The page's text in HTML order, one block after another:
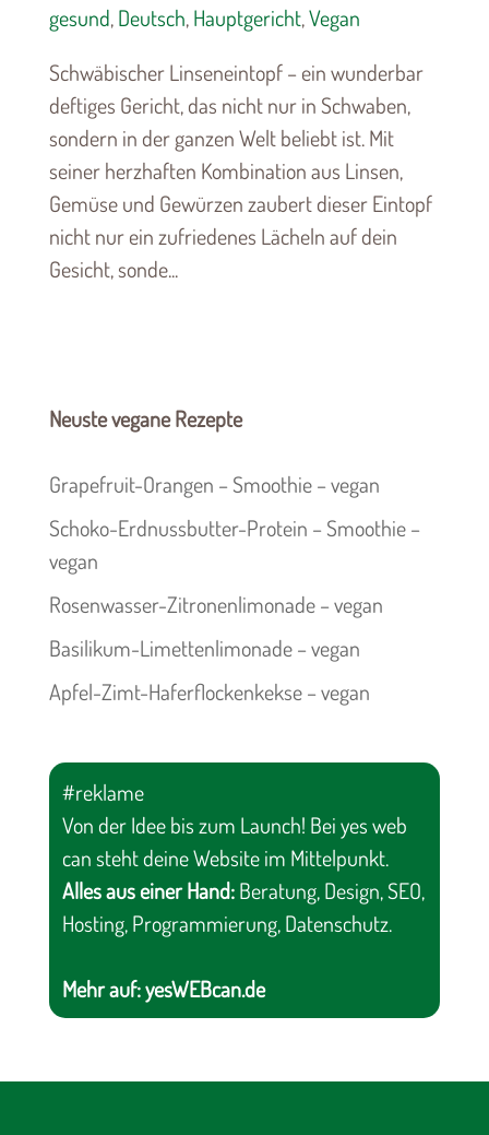
gesund,Deutsch,Hauptgericht,Vegan
Schwäbischer Linseneintopf – ein wunderbar
deftiges Gericht, das nicht nur in Schwaben,
sondern in der ganzen Welt beliebt ist. Mit
seiner herzhaften Kombination aus Linsen,
Gemüse und Gewürzen zaubert dieser Eintopf
nicht nur ein zufriedenes Lächeln auf dein
Gesicht, sonde...
Neuste vegane Rezepte
Grapefruit-Orangen – Smoothie – vegan
Schoko-Erdnussbutter-Protein – Smoothie –
vegan
Rosenwasser-Zitronenlimonade – vegan
Basilikum-Limettenlimonade – vegan
Apfel-Zimt-Haferflockenkekse – vegan
#reklame
Von der Idee bis zum Launch! Bei yes web
can steht deine Website im Mittelpunkt.
Alles aus einer Hand:Beratung, Design, SEO,
Hosting, Programmierung, Datenschutz.
Mehr auf:yesWEBcan.de